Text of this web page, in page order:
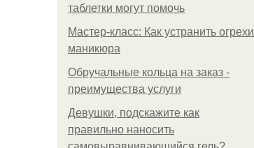
таблетки могут помочь
Мастер-класс: Как устранить огрехи
маникюра
Обручальные кольца на заказ -
преимущества услуги
Девушки, подскажите как
правильно наносить